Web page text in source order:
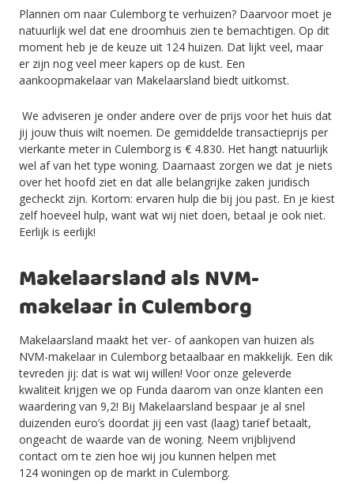
Plannen om naar Culemborg te verhuizen? Daarvoor moet je
natuurlijk wel dat ene droomhuis zien te bemachtigen. Op dit
moment heb je de keuze uit 124 huizen. Dat lijkt veel, maar
er zijn nog veel meer kapers op de kust. Een
aankoopmakelaar van Makelaarsland biedt uitkomst.
We adviseren je onder andere over de prijs voor het huis dat
jij jouw thuis wilt noemen. De gemiddelde transactieprijs per
vierkante meter in Culemborg is € 4.830. Het hangt natuurlijk
wel af van het type woning. Daarnaast zorgen we dat je niets
over het hoofd ziet en dat alle belangrijke zaken juridisch
gecheckt zijn. Kortom: ervaren hulp die bij jou past. En je kiest
zelf hoeveel hulp, want wat wij niet doen, betaal je ook niet.
Eerlijk is eerlijk!
Makelaarsland als NVM-
makelaar in Culemborg
Makelaarsland maakt het ver- of aankopen van huizen als
NVM-makelaar in Culemborg betaalbaar en makkelijk. Een dik
tevreden jij: dat is wat wij willen! Voor onze geleverde
kwaliteit krijgen we op Funda daarom van onze klanten een
waardering van 9,2! Bij Makelaarsland bespaar je al snel
duizenden euro’s doordat jij een vast (laag) tarief betaalt,
ongeacht de waarde van de woning. Neem vrijblijvend
contact om te zien hoe wij jou kunnen helpen met
124 woningen op de markt in Culemborg.